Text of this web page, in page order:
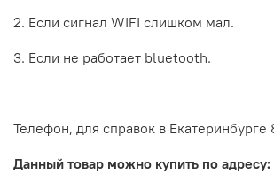
2. Если сигнал WIFI слишком мал.
3. Если не работает bluetooth.
Телефон, для справок в Екатеринбурге
Данный товар можно купить по адресу: